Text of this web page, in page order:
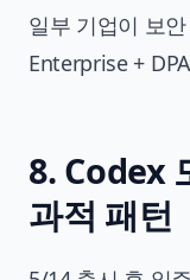
일부 기업이 보
Enterprise +
8. Codex
과적 패턴